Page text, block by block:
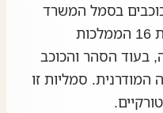
הכוכבים בסמל המשרד
אינם מקריים. הם מסמלים את 16 הממלכות
בעוד הסהר והכוכב
המודרנית. סמליות זו